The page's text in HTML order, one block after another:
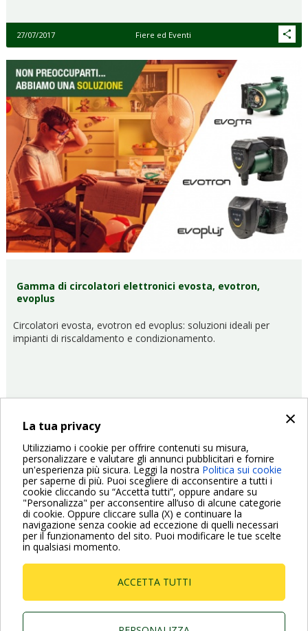
×
La tua privacy
Utilizziamo i cookie per offrire contenuti su misura,
personalizzare e valutare gli annunci pubblicitari e fornire
un'esperienza più sicura. Leggi la nostra Politica sui cookie
per saperne di più. Puoi scegliere di acconsentire a tutti i
cookie cliccando su “Accetta tutti”, oppure andare su
"Personalizza" per acconsentire all’uso di alcune categorie
di cookie. Oppure cliccare sulla (X) e continuare la
navigazione senza cookie ad eccezione di quelli necessari
per il funzionamento del sito. Puoi modificare le tue scelte
in qualsiasi momento.
ACCETTA TUTTI
27/07/2017 Fiere ed Eventi
Gamma di circolatori elettronici evosta, evotron,
evoplus
Circolatori evosta, evotron ed evoplus: soluzioni ideali per
impianti di riscaldamento e condizionamento.
Paginazione
Pagina
precedente
‹ Previous Pagina
2 Pagina
3 Pagina
4 Pagina
5
Pagina
attuale
6 Pagina
7 Pagina
8 Pagina
9 Pagina
10
Pagina
successiva
Next ›
P.I. 03675230282 - R.E.A. Padova N. 328200- Cap.